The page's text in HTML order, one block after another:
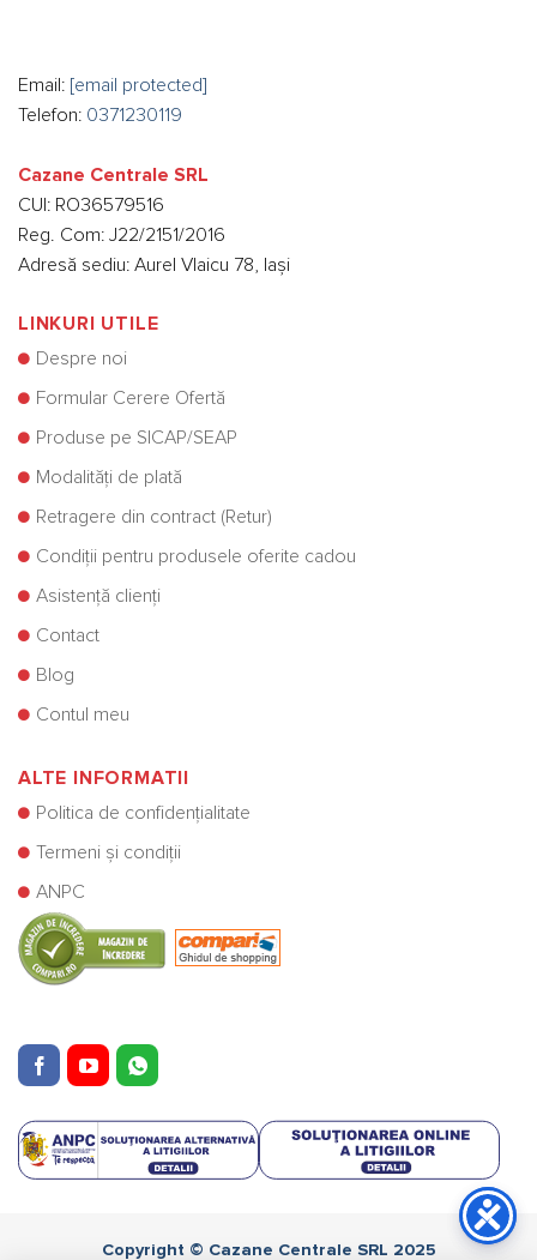
Email: [email protected]
Telefon: 0371230119
Cazane Centrale SRL
CUI: RO36579516
Reg. Com: J22/2151/2016
Adresă sediu: Aurel Vlaicu 78, Iași
LINKURI UTILE
Despre noi
Formular Cerere Ofertă
Produse pe SICAP/SEAP
Modalități de plată
Retragere din contract (Retur)
Condiții pentru produsele oferite cadou
Asistență clienți
Contact
Blog
Contul meu
ALTE INFORMATII
Politica de confidențialitate
Termeni și condiții
ANPC
Copyright © Cazane Centrale SRL 2025